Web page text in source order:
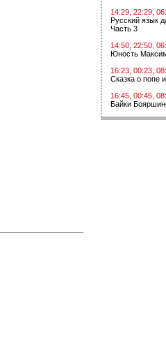
14:29, 22:29,
Русский язык
Часть 3
14:50, 22:50,
Юность
16:23, 00:23,
Сказка о попе
16:45, 00:45,
Байки